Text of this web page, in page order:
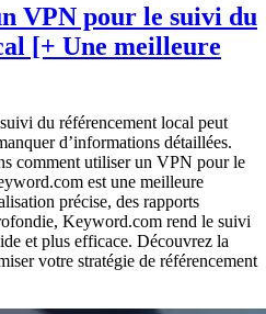
VPN pour le suivi du
[+ Une meilleure
du référencement local peut
d’informations détaillées.
comment utiliser un VPN pour le
est une meilleure
précise, des rapports
Keyword.com rend le suivi
et plus efficace. Découvrez la
votre stratégie de référencement